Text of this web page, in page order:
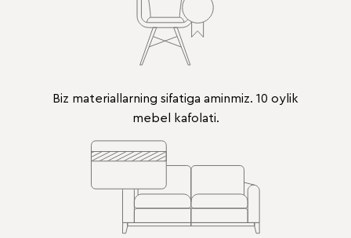
Biz materiallarning sifatiga aminmiz. 10 oylik
mebel kafolati.